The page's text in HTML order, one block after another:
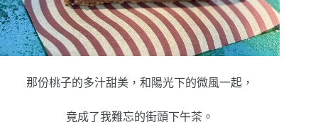
那份桃子的多汁甜美，和陽光下的微風一起，
竟成了我難忘的街頭下午茶。